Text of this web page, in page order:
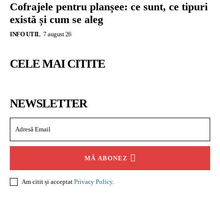
Cofrajele pentru planșee: ce sunt, ce tipuri
există și cum se aleg
INFO UTIL 7 august 26
CELE MAI CITITE
NEWSLETTER
MĂ ABONEZ
Am citit și acceptat Privacy Policy.